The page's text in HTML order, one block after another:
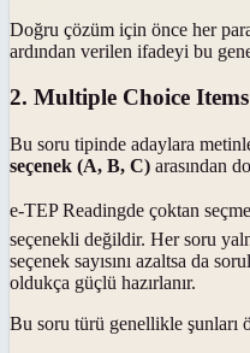
Doğru çözüm için önce her
ardından verilen ifadeyi bu
2. Multiple Choice
Bu soru tipinde adaylara
seçenek (A, B, C) arasından
e-TEP Readingde çoktan
seçenekli değildir. Her soru
seçenek sayısını azaltsa da
oldukça güçlü hazırlanır.
Bu soru türü genellikle şunları